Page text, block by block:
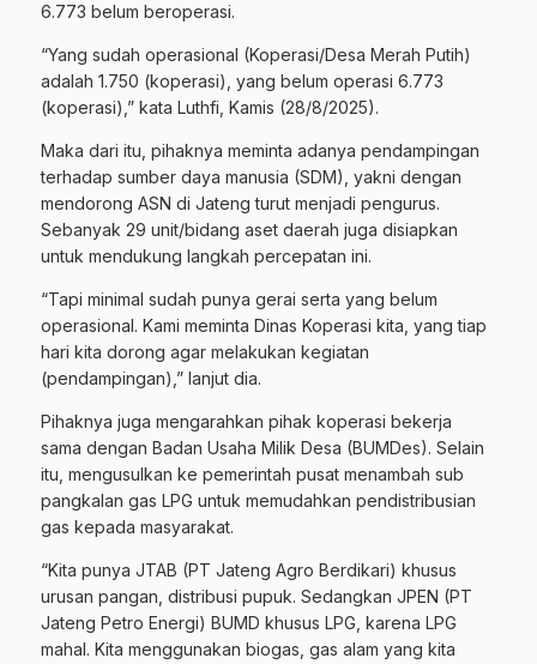
6.773 belum beroperasi.
“Yang sudah operasional (Koperasi/Desa Merah Putih)
adalah 1.750 (koperasi), yang belum operasi 6.773
(koperasi),” kata Luthfi, Kamis (28/8/2025).
Maka dari itu, pihaknya meminta adanya pendampingan
terhadap sumber daya manusia (SDM), yakni dengan
mendorong ASN di Jateng turut menjadi pengurus.
Sebanyak 29 unit/bidang aset daerah juga disiapkan
untuk mendukung langkah percepatan ini.
“Tapi minimal sudah punya gerai serta yang belum
operasional. Kami meminta Dinas Koperasi kita, yang tiap
hari kita dorong agar melakukan kegiatan
(pendampingan),” lanjut dia.
Pihaknya juga mengarahkan pihak koperasi bekerja
sama dengan Badan Usaha Milik Desa (BUMDes). Selain
itu, mengusulkan ke pemerintah pusat menambah sub
pangkalan gas LPG untuk memudahkan pendistribusian
gas kepada masyarakat.
“Kita punya JTAB (PT Jateng Agro Berdikari) khusus
urusan pangan, distribusi pupuk. Sedangkan JPEN (PT
Jateng Petro Energi) BUMD khusus LPG, karena LPG
mahal. Kita menggunakan biogas, gas alam yang kita